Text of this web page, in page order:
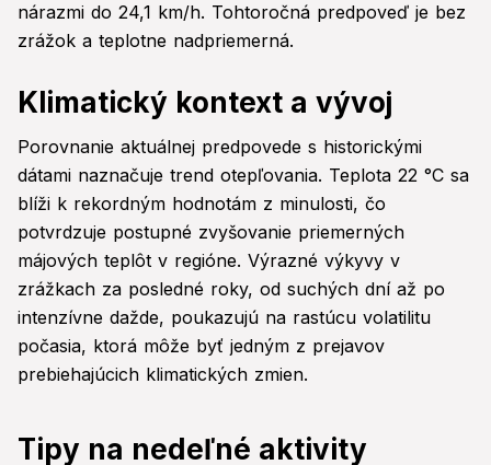
nárazmi do 24,1 km/h. Tohtoročná predpoveď je bez
zrážok a teplotne nadpriemerná.
Klimatický kontext a vývoj
Porovnanie aktuálnej predpovede s historickými
dátami naznačuje trend otepľovania. Teplota 22 °C sa
blíži k rekordným hodnotám z minulosti, čo
potvrdzuje postupné zvyšovanie priemerných
májových teplôt v regióne. Výrazné výkyvy v
zrážkach za posledné roky, od suchých dní až po
intenzívne dažde, poukazujú na rastúcu volatilitu
počasia, ktorá môže byť jedným z prejavov
prebiehajúcich klimatických zmien.
Tipy na nedeľné aktivity